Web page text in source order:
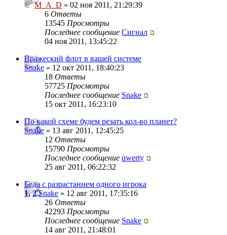
M_A_D » 02 ноя 2011, 21:29:39
6 Ответы
13545 Просмотры
Последнее сообщение Сигнал
04 ноя 2011, 13:45:22
Вражеский флот в вашей системе
Snake » 12 окт 2011, 18:40:23
18 Ответы
57725 Просмотры
Последнее сообщение Snake
15 окт 2011, 16:23:10
По какой схеме будем резать кол-во планет?
Snake » 13 авг 2011, 12:45:25
12 Ответы
15790 Просмотры
Последнее сообщение qwerty
25 авг 2011, 06:22:32
Беда с разрастанием одного игрока
1,2 Snake » 12 авг 2011, 17:35:16
26 Ответы
42293 Просмотры
Последнее сообщение Snake
14 авг 2011, 21:48:01